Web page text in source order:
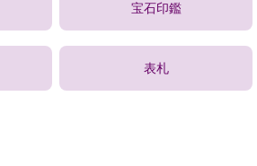
宝石印鑑
表札